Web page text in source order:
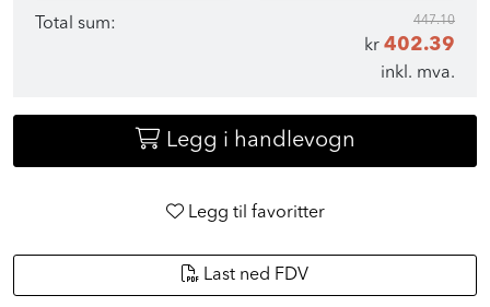
Total sum: 447.10
kr 402.39
inkl. mva.
Legg i handlevogn
Legg til favoritter
Last ned FDV